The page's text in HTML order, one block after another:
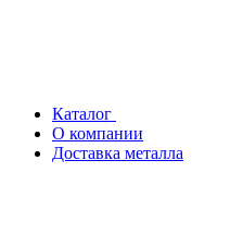
Каталог
О компании
Доставка металла